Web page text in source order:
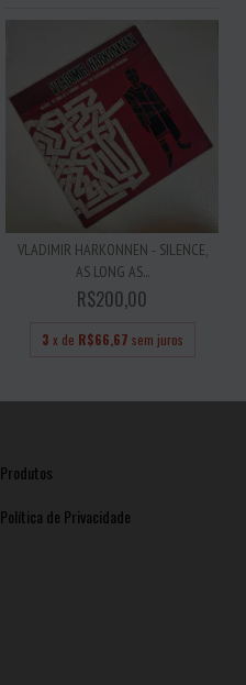
VLADIMIR HARKONNEN - SILENCE,
AS LONG AS...
R$200,00
3 x de R$66,67 sem juros
Produtos
Política de Privacidade